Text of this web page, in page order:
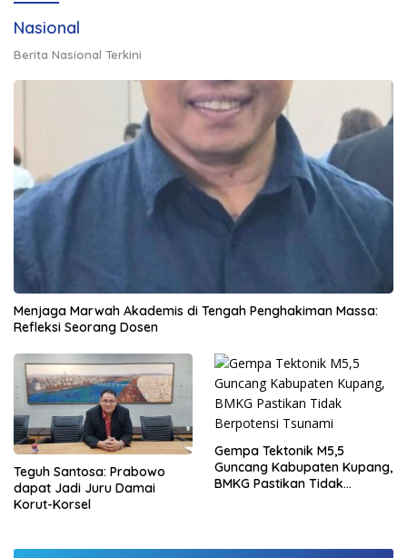
Nasional
Berita Nasional Terkini
Menjaga Marwah Akademis di Tengah Penghakiman Massa:
Refleksi Seorang Dosen
Teguh Santosa: Prabowo
dapat Jadi Juru Damai
Korut-Korsel
Gempa Tektonik M5,5
Guncang Kabupaten Kupang,
BMKG Pastikan Tidak